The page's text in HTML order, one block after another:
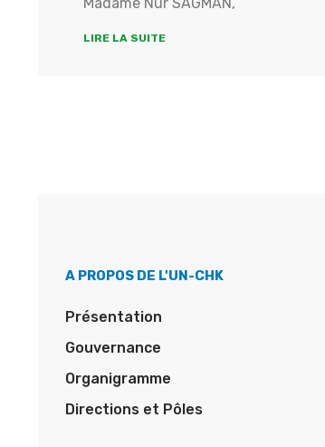
Madame Nur SAGMAN,
LIRE LA SUITE
A PROPOS DE L'UN-CHK
Présentation
Gouvernance
Organigramme
Directions et Pôles